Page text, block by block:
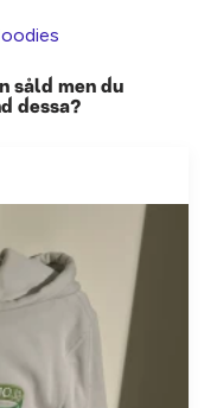
såld men du
dessa?